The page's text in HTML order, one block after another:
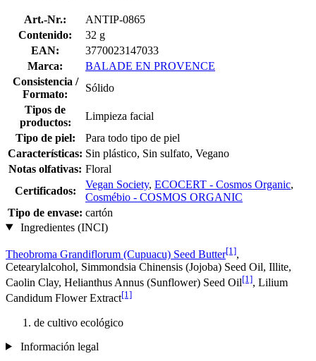
Art.-Nr.:
ANTIP-0865
Contenido:
32 g
EAN:
3770023147033
Marca:
BALADE EN PROVENCE
Consistencia /
Formato:
Sólido
Tipos de
productos:
Limpieza facial
Tipo de piel:
Para todo tipo de piel
Características: Sin plástico, Sin sulfato, Vegano
Notas olfativas: Floral
Certificados:
Vegan Society, ECOCERT - Cosmos Organic,
Cosmébio - COSMOS ORGANIC
Tipo de envase: cartón
Ingredientes (INCI)
Theobroma Grandiflorum (Cupuacu) Seed Butter[1],
Cetearylalcohol, Simmondsia Chinensis (Jojoba) Seed Oil, Illite,
Caolin Clay, Helianthus Annus (Sunflower) Seed Oil[1], Lilium
Candidum Flower Extract[1]
de cultivo ecológico
Información legal